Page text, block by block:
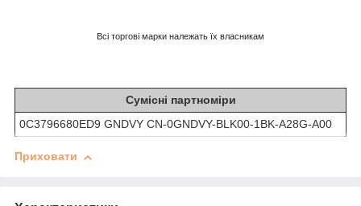
Всі торгові марки належать їх власникам
Сумісні партноміри
0C3796680ED9 GNDVY CN-0GNDVY-BLK00-1BK-A28G-A00
Приховати